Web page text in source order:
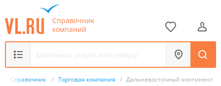
Справочник
компаний
Справочник / Торговая компания / Дальневосточный континент